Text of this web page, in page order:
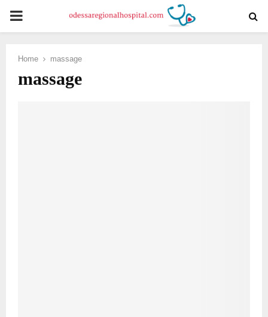
PRIMARY
Home massage
massage